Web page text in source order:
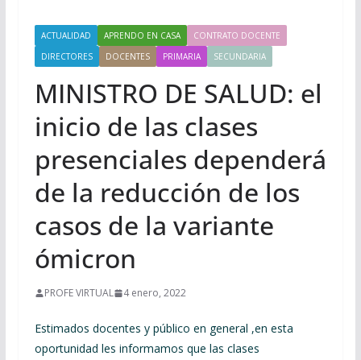
ACTUALIDAD APRENDO EN CASA
CONTRATO DOCENTE
DIRECTORES
DOCENTES PRIMARIA SECUNDARIA
MINISTRO DE SALUD: el
inicio de las clases
presenciales dependerá
de la reducción de los
casos de la variante
ómicron
PROFE VIRTUAL 4 enero, 2022
Estimados docentes y público en general ,en esta
oportunidad les informamos que las clases